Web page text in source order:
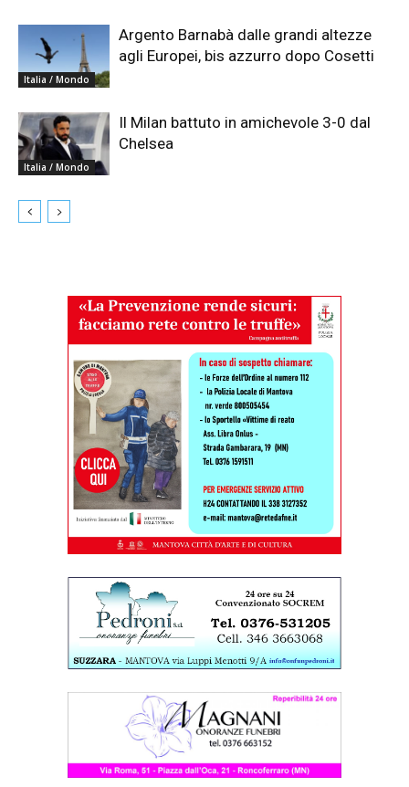
Italia / Mondo
Argento Barnabà dalle grandi altezze
agli Europei, bis azzurro dopo Cosetti
Italia / Mondo
Il Milan battuto in amichevole 3-0 dal
Chelsea